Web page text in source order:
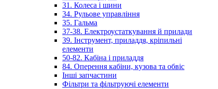
31. Колеса і шини
34. Рульове управління
35. Гальма
37-38. Електроустаткування й прилади
39. Інструмент, приладдя, кріпильні
елементи
50-82. Кабіна і приладдя
84. Оперення кабіни, кузова та обвіс
Інші запчастини
Фільтри та фільтруючі елементи